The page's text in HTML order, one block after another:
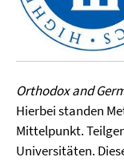
Orthodox and
Hierbei standen
Mittelpunkt.
Universitäten.